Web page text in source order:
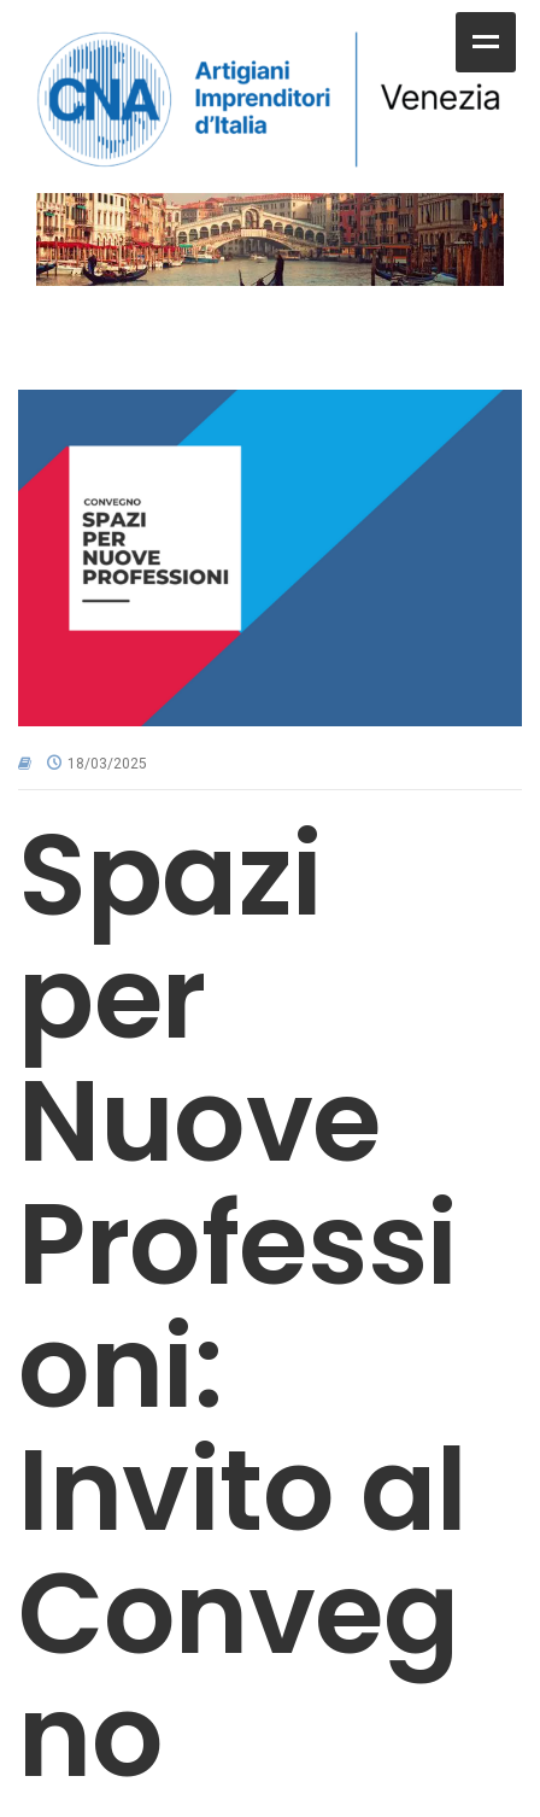
HOME
SERVIZI ALLE IMPRESE
CNA NEL TERRITORIO
18/03/2025
Spazi
per
Nuove
Professi
oni:
Invito al
Conveg
no